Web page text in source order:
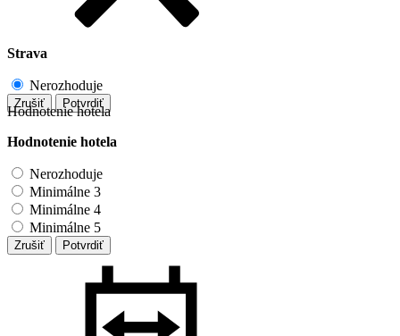
Strava
Nerozhoduje
Zrušiť Potvrdiť
Hodnotenie hotela
Hodnotenie hotela
Nerozhoduje
Minimálne 3
Minimálne 4
Minimálne 5
Zrušiť Potvrdiť